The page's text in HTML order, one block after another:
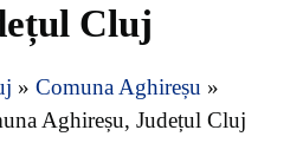
Cluj
» Comuna Aghireșu »
Aghireșu, Județul Cluj